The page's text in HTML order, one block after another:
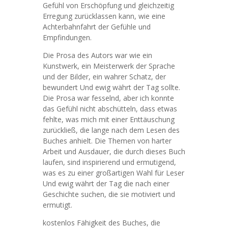
Gefühl von Erschöpfung und gleichzeitig
Erregung zurücklassen kann, wie eine
Achterbahnfahrt der Gefühle und
Empfindungen.
Die Prosa des Autors war wie ein
Kunstwerk, ein Meisterwerk der Sprache
und der Bilder, ein wahrer Schatz, der
bewundert Und ewig währt der Tag sollte.
Die Prosa war fesselnd, aber ich konnte
das Gefühl nicht abschütteln, dass etwas
fehlte, was mich mit einer Enttäuschung
zurückließ, die lange nach dem Lesen des
Buches anhielt. Die Themen von harter
Arbeit und Ausdauer, die durch dieses Buch
laufen, sind inspirierend und ermutigend,
was es zu einer großartigen Wahl für Leser
Und ewig währt der Tag die nach einer
Geschichte suchen, die sie motiviert und
ermutigt.
kostenlos Fähigkeit des Buches, die